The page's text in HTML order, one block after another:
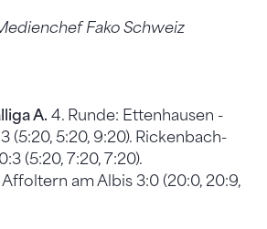
Fako Schweiz
A. 4. Runde: Ettenhausen -
(5:20, 5:20, 9:20). Rickenbach-
(5:20, 7:20, 7:20).
am Albis 3:0 (20:0, 20:9,